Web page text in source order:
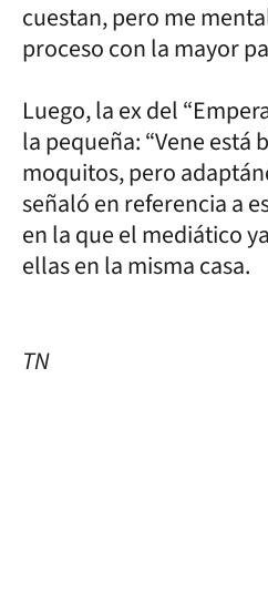
cuestan, pero me
proceso con la mayor
Luego, la ex del
la pequeña: “Vene está
moquitos, pero
señaló en referencia a
en la que el mediático
ellas en la misma casa.
TN